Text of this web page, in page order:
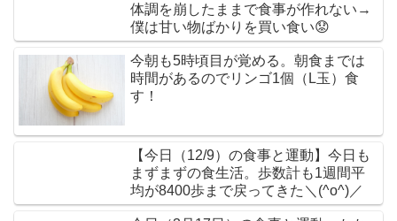
体調を崩したままで食事が作れない→
僕は甘い物ばかりを買い食い😟
今朝も5時頃目が覚める。朝食までは
時間があるのでリンゴ1個（L玉）食
す！
【今日（12/9）の食事と運動】今日も
まずまずの食生活。歩数計も1週間平
均が8400歩まで戻ってきた＼(^o^)／